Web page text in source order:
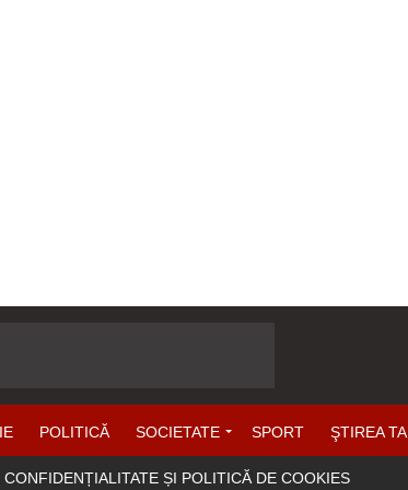
POLITICĂ SOCIETATE SPORT ŞTIREA TA
CONFIDENȚIALITATE ȘI POLITICĂ DE COOKIES